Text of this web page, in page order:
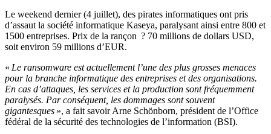
Le weekend dernier (4 juillet), des pirates informatiques ont pris
d’assaut la société informatique Kaseya, paralysant ainsi entre 800 et
1500 entreprises. Prix de la rançon ? 70 millions de dollars USD,
soit environ 59 millions d’EUR.
« Le ransomware est actuellement l’une des plus grosses menaces
pour la branche informatique des entreprises et des organisations.
En cas d’attaques, les services et la production sont fréquemment
paralysés. Par conséquent, les dommages sont souvent
gigantesques », a fait savoir Arne Schönborn, président de l’Office
fédéral de la sécurité des technologies de l’information (BSI).